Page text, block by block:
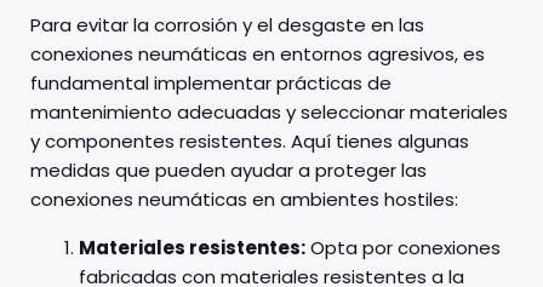
Para evitar la corrosión y el desgaste en las
conexiones neumáticas en entornos agresivos, es
fundamental implementar prácticas de
mantenimiento adecuadas y seleccionar materiales
y componentes resistentes. Aquí tienes algunas
medidas que pueden ayudar a proteger las
conexiones neumáticas en ambientes hostiles:
Materiales resistentes:Opta por conexiones
fabricadas con materiales resistentes a la